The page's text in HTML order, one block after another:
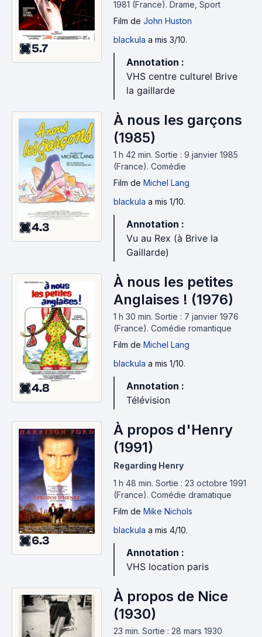
5.7
1981 (France). Drame, Sport
Film de John Huston
blackula a mis 3/10.
Annotation :
VHS centre culturel Brive
la gaillarde
4.3
À nous les garçons
(1985)
1 h 42 min. Sortie : 9 janvier 1985
(France). Comédie
Film de Michel Lang
blackula a mis 1/10.
Annotation :
Vu au Rex (à Brive la
Gaillarde)
4.8
À nous les petites
Anglaises ! (1976)
1 h 30 min. Sortie : 7 janvier 1976
(France). Comédie romantique
Film de Michel Lang
blackula a mis 1/10.
Annotation :
Télévision
6.3
À propos d'Henry
(1991)
Regarding Henry
1 h 48 min. Sortie : 23 octobre 1991
(France). Comédie dramatique
Film de Mike Nichols
blackula a mis 4/10.
Annotation :
VHS location paris
À propos de Nice
(1930)
23 min. Sortie : 28 mars 1930